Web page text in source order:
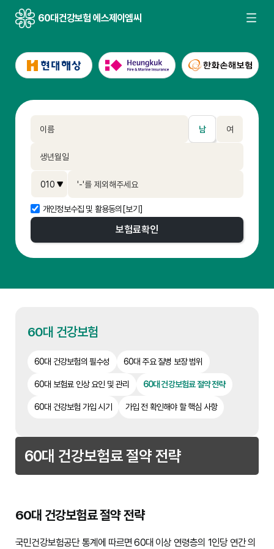
60대건강보험 에스제이엠씨
남 여
개인정보수집 및 활용동의[보기]
보험료확인
60대 건강보험
60대 건강보험의 필수성 60대 주요 질병 보장 범위
60대 보험료 인상 요인 및 관리 60대 건강보험료 절약 전략
60대 건강보험 가입 시기 가입 전 확인해야 할 핵심 사항
60대 건강보험료 절약 전략
60대 건강보험료 절약 전략
국민건강보험공단 통계에 따르면 60대 이상 연령층의 1인당 연간 의